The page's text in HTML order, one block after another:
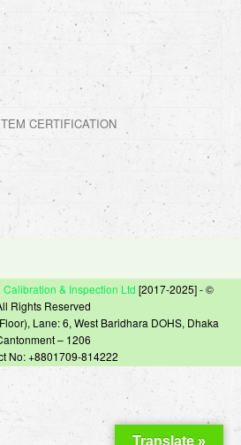
CERTIFICATION
Calibration & Inspection Ltd [2017-2025] - ©
Rights Reserved
Lane: 6, West Baridhara DOHS, Dhaka
– 1206
No: +8801709-814222
Translate »